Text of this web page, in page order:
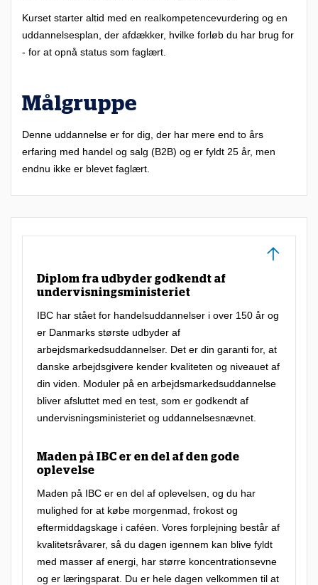
Kurset starter altid med en realkompetencevurdering og en
uddannelsesplan, der afdækker, hvilke forløb du har brug for
- for at opnå status som faglært.
Målgruppe
Denne uddannelse er for dig, der har mere end to års
erfaring med handel og salg (B2B) og er fyldt 25 år, men
endnu ikke er blevet faglært.
Diplom fra udbyder godkendt af
undervisningsministeriet
IBC har stået for handelsuddannelser i over 150 år og
er Danmarks største udbyder af
arbejdsmarkedsuddannelser. Det er din garanti for, at
danske arbejdsgivere kender kvaliteten og niveauet af
din viden. Moduler på en arbejdsmarkedsuddannelse
bliver afsluttet med en test, som er godkendt af
undervisningsministeriet og uddannelsesnævnet.
Maden på IBC er en del af den gode
oplevelse
Maden på IBC er en del af oplevelsen, og du har
mulighed for at købe morgenmad, frokost og
eftermiddagskage i caféen. Vores forplejning består af
kvalitetsråvarer, så du dagen igennem kan blive fyldt
med masser af energi, har større koncentrationsevne
og er læringsparat. Du er hele dagen velkommen til at